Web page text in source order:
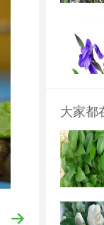
大家都